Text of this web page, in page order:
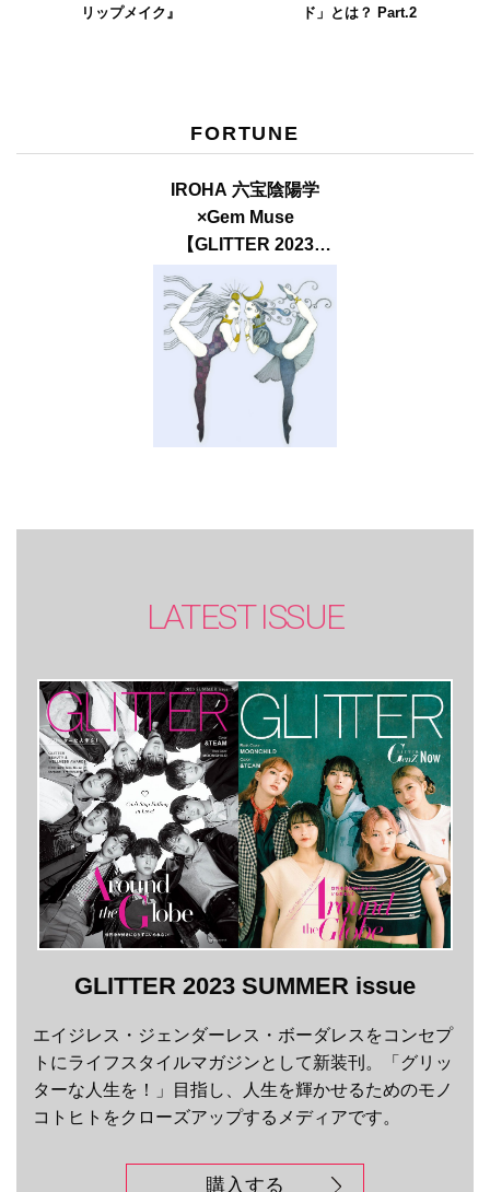
リップメイク』
ド」とは？ Part.2
FORTUNE
IROHA 六宝陰陽学
×Gem Muse
【GLITTER 2023
SUMMER issue】
LATEST ISSUE
GLITTER 2023 SUMMER issue
エイジレス・ジェンダーレス・ボーダレスをコンセプ
トにライフスタイルマガジンとして新装刊。「グリッ
ターな人生を！」目指し、人生を輝かせるためのモノ
コトヒトをクローズアップするメディアです。
購入する